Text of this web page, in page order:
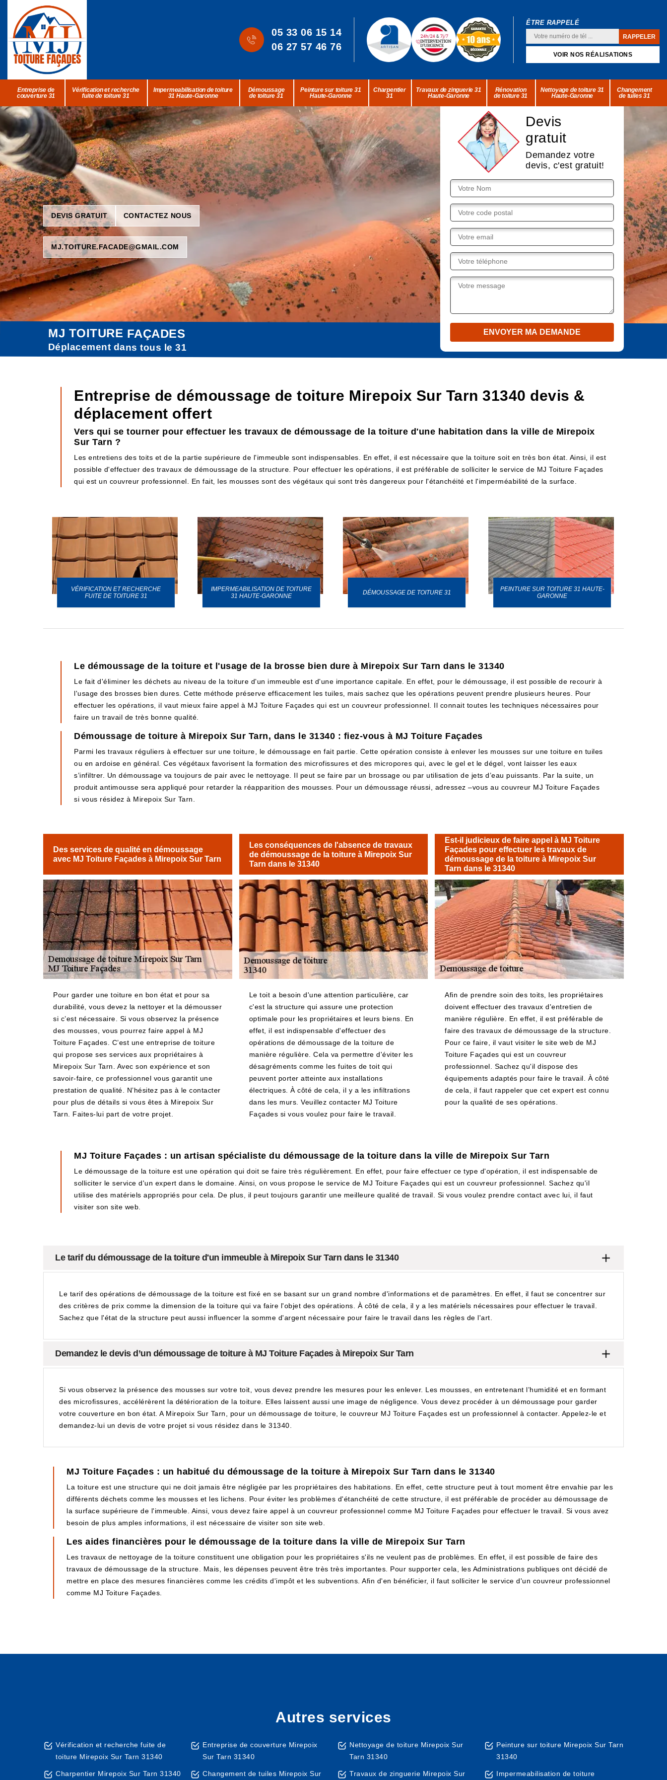
05 33 06 15 14
06 27 57 46 76
ÊTRE RAPPELÉ
VOIR NOS RÉALISATIONS
Entreprise de
couverture 31
Vérification et recherche
fuite de toiture 31
Impermeabilisation de toiture
31 Haute-Garonne
Démoussage
de toiture 31
Peinture sur toiture 31
Haute-Garonne
Charpentier
31
Travaux de zinguerie 31
Haute-Garonne
Rénovation
de toiture 31
Nettoyage de toiture 31
Haute-Garonne
Changement
de tuiles 31
DEVIS GRATUIT CONTACTEZ NOUS
MJ.TOITURE.FACADE@GMAIL.COM
Devis
gratuit
Demandez votre
devis, c'est gratuit!
MJ TOITURE FAÇADES
Déplacement dans tous le 31
Entreprise de démoussage de toiture Mirepoix Sur Tarn 31340 devis &
déplacement offert
Vers qui se tourner pour effectuer les travaux de démoussage de la toiture d'une habitation dans la ville de Mirepoix
Sur Tarn ?
Les entretiens des toits et de la partie supérieure de l'immeuble sont indispensables. En effet, il est nécessaire que la toiture soit en très bon état. Ainsi, il est
possible d'effectuer des travaux de démoussage de la structure. Pour effectuer les opérations, il est préférable de solliciter le service de MJ Toiture Façades
qui est un couvreur professionnel. En fait, les mousses sont des végétaux qui sont très dangereux pour l'étanchéité et l'imperméabilité de la surface.
VÉRIFICATION ET RECHERCHE
FUITE DE TOITURE 31
IMPERMEABILISATION DE TOITURE
31 HAUTE-GARONNE
DÉMOUSSAGE DE TOITURE 31
PEINTURE SUR TOITURE 31 HAUTE-
GARONNE
Le démoussage de la toiture et l'usage de la brosse bien dure à Mirepoix Sur Tarn dans le 31340
Le fait d'éliminer les déchets au niveau de la toiture d'un immeuble est d'une importance capitale. En effet, pour le démoussage, il est possible de recourir à
l'usage des brosses bien dures. Cette méthode préserve efficacement les tuiles, mais sachez que les opérations peuvent prendre plusieurs heures. Pour
effectuer les opérations, il vaut mieux faire appel à MJ Toiture Façades qui est un couvreur professionnel. Il connait toutes les techniques nécessaires pour
faire un travail de très bonne qualité.
Démoussage de toiture à Mirepoix Sur Tarn, dans le 31340 : fiez-vous à MJ Toiture Façades
Parmi les travaux réguliers à effectuer sur une toiture, le démoussage en fait partie. Cette opération consiste à enlever les mousses sur une toiture en tuiles
ou en ardoise en général. Ces végétaux favorisent la formation des microfissures et des micropores qui, avec le gel et le dégel, vont laisser les eaux
s’infiltrer. Un démoussage va toujours de pair avec le nettoyage. Il peut se faire par un brossage ou par utilisation de jets d’eau puissants. Par la suite, un
produit antimousse sera appliqué pour retarder la réapparition des mousses. Pour un démoussage réussi, adressez –vous au couvreur MJ Toiture Façades
si vous résidez à Mirepoix Sur Tarn.
Des services de qualité en démoussage
avec MJ Toiture Façades à Mirepoix Sur Tarn
Pour garder une toiture en bon état et pour sa
durabilité, vous devez la nettoyer et la démousser
si c’est nécessaire. Si vous observez la présence
des mousses, vous pourrez faire appel à MJ
Toiture Façades. C’est une entreprise de toiture
qui propose ses services aux propriétaires à
Mirepoix Sur Tarn. Avec son expérience et son
savoir-faire, ce professionnel vous garantit une
prestation de qualité. N’hésitez pas à le contacter
pour plus de détails si vous êtes à Mirepoix Sur
Tarn. Faites-lui part de votre projet.
Les conséquences de l'absence de travaux
de démoussage de la toiture à Mirepoix Sur
Tarn dans le 31340
Le toit a besoin d'une attention particulière, car
c'est la structure qui assure une protection
optimale pour les propriétaires et leurs biens. En
effet, il est indispensable d'effectuer des
opérations de démoussage de la toiture de
manière régulière. Cela va permettre d'éviter les
désagréments comme les fuites de toit qui
peuvent porter atteinte aux installations
électriques. À côté de cela, il y a les infiltrations
dans les murs. Veuillez contacter MJ Toiture
Façades si vous voulez pour faire le travail.
Est-il judicieux de faire appel à MJ Toiture
Façades pour effectuer les travaux de
démoussage de la toiture à Mirepoix Sur
Tarn dans le 31340
Afin de prendre soin des toits, les propriétaires
doivent effectuer des travaux d'entretien de
manière régulière. En effet, il est préférable de
faire des travaux de démoussage de la structure.
Pour ce faire, il vaut visiter le site web de MJ
Toiture Façades qui est un couvreur
professionnel. Sachez qu'il dispose des
équipements adaptés pour faire le travail. À côté
de cela, il faut rappeler que cet expert est connu
pour la qualité de ses opérations.
MJ Toiture Façades : un artisan spécialiste du démoussage de la toiture dans la ville de Mirepoix Sur Tarn
Le démoussage de la toiture est une opération qui doit se faire très régulièrement. En effet, pour faire effectuer ce type d'opération, il est indispensable de
solliciter le service d'un expert dans le domaine. Ainsi, on vous propose le service de MJ Toiture Façades qui est un couvreur professionnel. Sachez qu'il
utilise des matériels appropriés pour cela. De plus, il peut toujours garantir une meilleure qualité de travail. Si vous voulez prendre contact avec lui, il faut
visiter son site web.
Le tarif du démoussage de la toiture d'un immeuble à Mirepoix Sur Tarn dans le 31340
Le tarif des opérations de démoussage de la toiture est fixé en se basant sur un grand nombre d'informations et de paramètres. En effet, il faut se concentrer sur
des critères de prix comme la dimension de la toiture qui va faire l'objet des opérations. À côté de cela, il y a les matériels nécessaires pour effectuer le travail.
Sachez que l'état de la structure peut aussi influencer la somme d'argent nécessaire pour faire le travail dans les règles de l'art.
Demandez le devis d’un démoussage de toiture à MJ Toiture Façades à Mirepoix Sur Tarn
Si vous observez la présence des mousses sur votre toit, vous devez prendre les mesures pour les enlever. Les mousses, en entretenant l’humidité et en formant
des microfissures, accélérèrent la détérioration de la toiture. Elles laissent aussi une image de négligence. Vous devez procéder à un démoussage pour garder
votre couverture en bon état. A Mirepoix Sur Tarn, pour un démoussage de toiture, le couvreur MJ Toiture Façades est un professionnel à contacter. Appelez-le et
demandez-lui un devis de votre projet si vous résidez dans le 31340.
MJ Toiture Façades : un habitué du démoussage de la toiture à Mirepoix Sur Tarn dans le 31340
La toiture est une structure qui ne doit jamais être négligée par les propriétaires des habitations. En effet, cette structure peut à tout moment être envahie par les
différents déchets comme les mousses et les lichens. Pour éviter les problèmes d'étanchéité de cette structure, il est préférable de procéder au démoussage de
la surface supérieure de l'immeuble. Ainsi, vous devez faire appel à un couvreur professionnel comme MJ Toiture Façades pour effectuer le travail. Si vous avez
besoin de plus amples informations, il est nécessaire de visiter son site web.
Les aides financières pour le démoussage de la toiture dans la ville de Mirepoix Sur Tarn
Les travaux de nettoyage de la toiture constituent une obligation pour les propriétaires s'ils ne veulent pas de problèmes. En effet, il est possible de faire des
travaux de démoussage de la structure. Mais, les dépenses peuvent être très très importantes. Pour supporter cela, les Administrations publiques ont décidé de
mettre en place des mesures financières comme les crédits d'impôt et les subventions. Afin d'en bénéficier, il faut solliciter le service d'un couvreur professionnel
comme MJ Toiture Façades.
Autres services
Vérification et recherche fuite de
toiture Mirepoix Sur Tarn 31340
Charpentier Mirepoix Sur Tarn 31340
Entreprise de couverture Mirepoix
Sur Tarn 31340
Changement de tuiles Mirepoix Sur
Nettoyage de toiture Mirepoix Sur
Tarn 31340
Travaux de zinguerie Mirepoix Sur
Peinture sur toiture Mirepoix Sur Tarn
31340
Impermeabilisation de toiture